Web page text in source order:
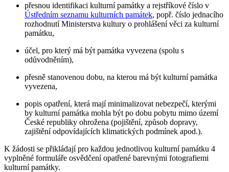
přesnou identifikaci kulturní památky a rejstříkové číslo v
Ústředním seznamu kulturních památek, popř. číslo jednacího
rozhodnutí Ministerstva kultury o prohlášení věci za kulturní
památku,
účel, pro který má být památka vyvezena (spolu s
odůvodněním),
přesně stanovenou dobu, na kterou má být kulturní památka
vyvezena,
popis opatření, která mají minimalizovat nebezpečí, kterými
by kulturní památka mohla být po dobu pobytu mimo území
České republiky ohrožena (pojištění, způsob dopravy,
zajištění odpovídajících klimatických podmínek apod.).
K žádosti se přikládají pro každou jednotlivou kulturní památku 4
vyplněné formuláře osvědčení opatřené barevnými fotografiemi
kulturní památky.